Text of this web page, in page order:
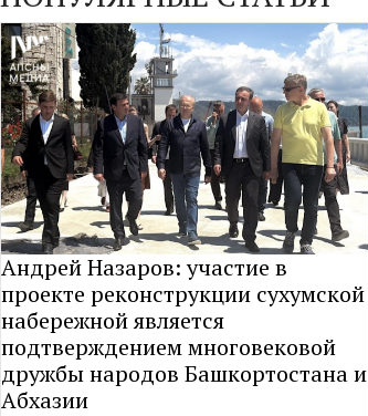
Андрей Назаров: участие в
проекте реконструкции сухумской
набережной является
подтверждением многовековой
дружбы народов Башкортостана и
Абхазии